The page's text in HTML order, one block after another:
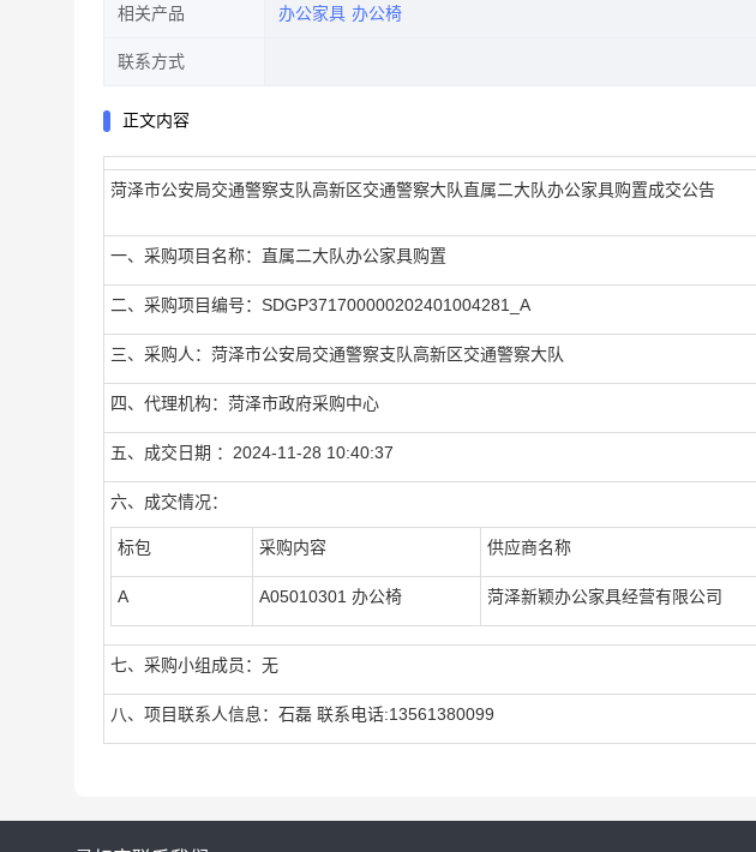
相关产品 办公家具 办公椅
联系方式
正文内容
菏泽市公安局交通警察支队高新区交通警察大队直属二大队办公家具购置成交公告
一、采购项目名称：直属二大队办公家具购置
二、采购项目编号：SDGP371700000202401004281_A
三、采购人：菏泽市公安局交通警察支队高新区交通警察大队
四、代理机构：菏泽市政府采购中心
五、成交日期 ：2024-11-28 10:40:37
六、成交情况：
标包 采购内容 供应商名称
A A05010301 办公椅 菏泽新颖办公家具经营有限公司
七、采购小组成员：无
八、项目联系人信息：石磊 联系电话:13561380099